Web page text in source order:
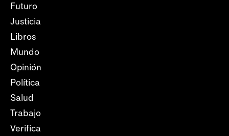
Futuro
Justicia
Libros
Mundo
Opinión
Política
Salud
Trabajo
Verifica